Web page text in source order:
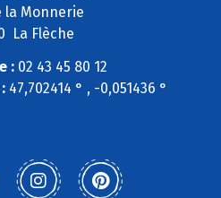
la Monnerie
La Flèche
:02 43 45 80 12
47,702414 ° , -0,051436 °